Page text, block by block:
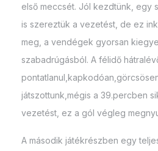
első meccsét. Jól kezdtünk, egy
is szereztük a vezetést, de ez
meg, a vendégek gyorsan
szabadrúgásból. A félidő
játszottunk,mégis a 39.percben
vezetést, ez a gól végleg
A második játékrészben egy